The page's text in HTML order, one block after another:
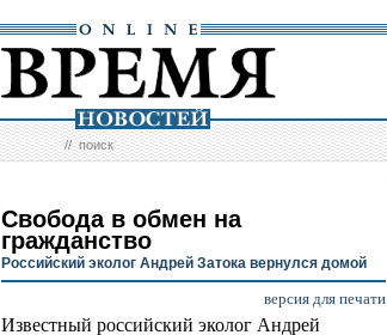
//поиск
Свобода в обмен на
гражданство
Российский эколог Андрей Затока вернулся домой
версия для печати
Известный российский эколог Андрей